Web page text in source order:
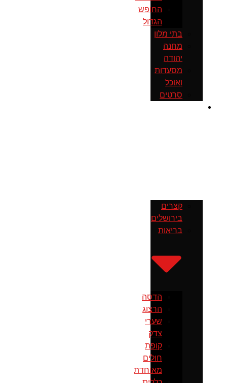
החופש
הגדול
בתי מלון
מחנה
יהודה
מסעדות
ואוכל
סרטים
קצרים
בירושלים
בריאות
הדסה
הרצוג
שערי
צדק
קופת
חולים
מאוחדת